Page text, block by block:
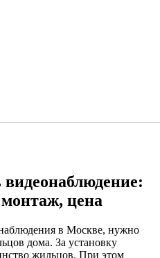
видеонаблюдение:
цена
в Москве, нужно
дома. За установку
жильцов. При этом